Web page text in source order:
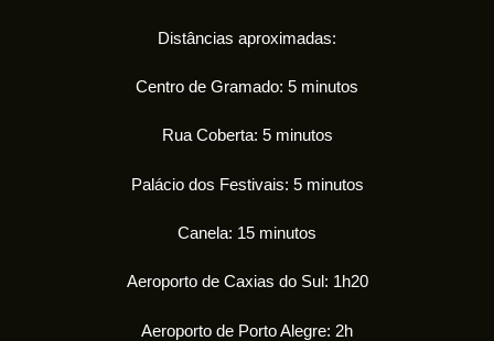
Distâncias aproximadas:
Centro de Gramado: 5 minutos
Rua Coberta: 5 minutos
Palácio dos Festivais: 5 minutos
Canela: 15 minutos
Aeroporto de Caxias do Sul: 1h20
Aeroporto de Porto Alegre: 2h